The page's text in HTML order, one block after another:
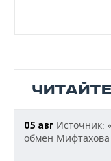
05 авг Источник:
обмен